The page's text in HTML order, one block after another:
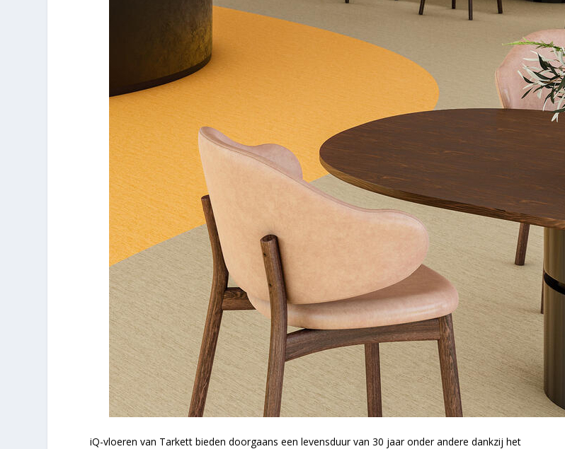
iQ-vloeren van Tarkett bieden doorgaans een levensduur van 30 jaar onder andere dankzij het